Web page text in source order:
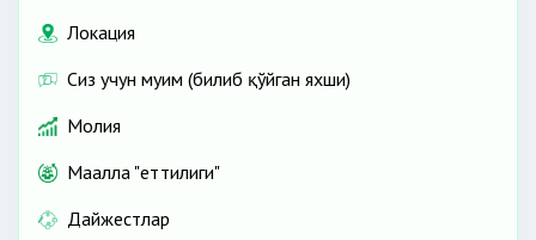
Локация
Сиз учун муҳим (билиб қўйган яхши)
Молия
Маҳалла "еттилиги"
Дайжестлар